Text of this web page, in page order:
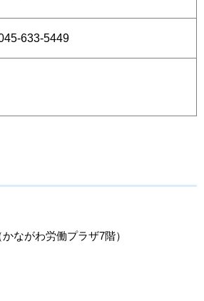
633-5449
ながわ労働プラザ7階）